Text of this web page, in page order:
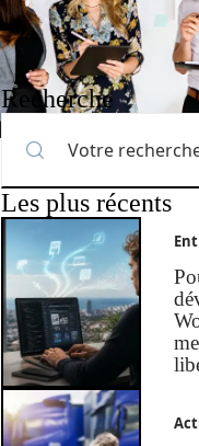
Recherche
Les plus récents